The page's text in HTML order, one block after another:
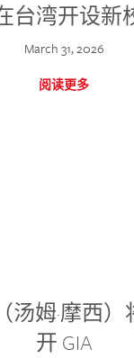
台湾开设新
March 31, 2026
阅读更多
汤姆·摩西
开 GIA